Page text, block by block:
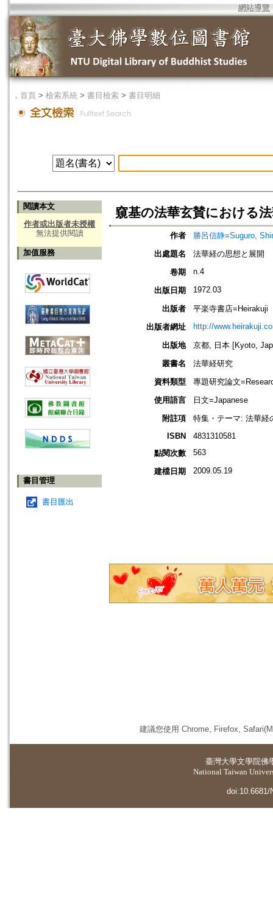
網站導覽
． 首頁 > 檢索系統 > 書目檢索 > 書目明細
閱讀本文
作者或出版者未授權
無法提供閱讀
加值服務
書目管理
書目匯出
窺基の法華玄賛における
作者
勝呂信静=Suguro,
出處題名
法華経の思想と展開
卷期
n.4
出版日期 1972.03
出版者
平楽寺書店=Heirakuji
出版者網址
http://
出版地
京都, 日本 [Kyoto,
叢書名
法華経研究
資料類型
專題研究論文
使用語言
日文=Japanese
附註項
特集・テーマ: 法華経
ISBN
4831310581
點閱次數
563
建檔日期 2009.05.19
建議您使用 Chrome, Firefox,
臺灣大學文學院佛
National Taiwan
doi:10.6681/